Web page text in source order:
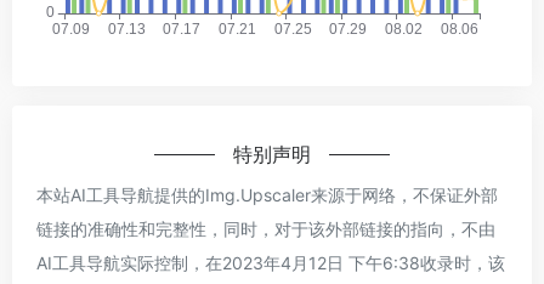
特别声明
本站AI工具导航提供的Img.Upscaler来源于网络，不保证外部
链接的准确性和完整性，同时，对于该外部链接的指向，不由
AI工具导航实际控制，在2023年4月12日 下午6:38收录时，该